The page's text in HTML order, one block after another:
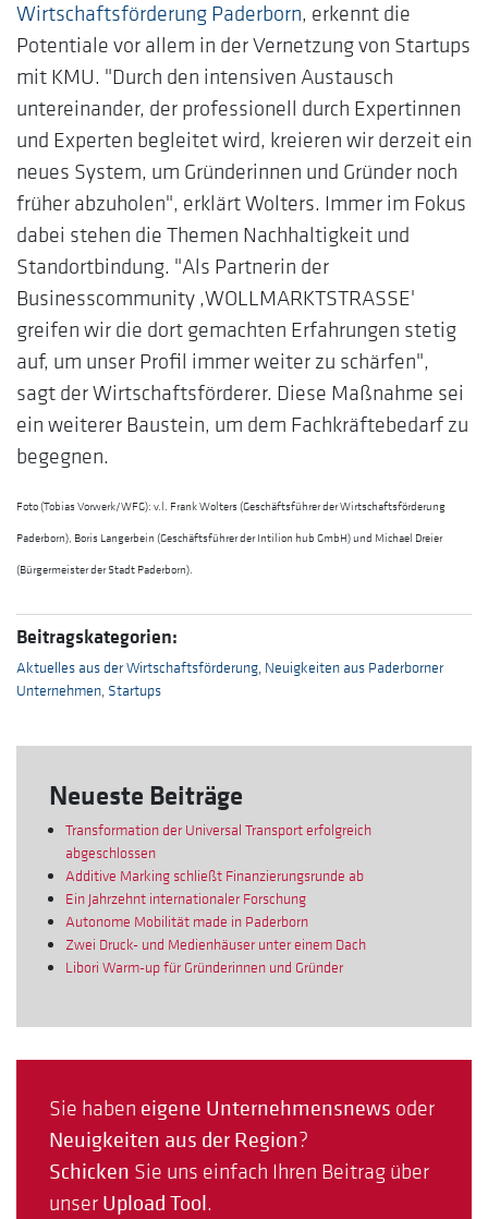
Wirtschaftsförderung Paderborn, erkennt die
Potentiale vor allem in der Vernetzung von Startups
mit KMU. "Durch den intensiven Austausch
untereinander, der professionell durch Expertinnen
und Experten begleitet wird, kreieren wir derzeit ein
neues System, um Gründerinnen und Gründer noch
früher abzuholen", erklärt Wolters. Immer im Fokus
dabei stehen die Themen Nachhaltigkeit und
Standortbindung. "Als Partnerin der
Businesscommunity ‚WOLLMARKTSTRASSE'
greifen wir die dort gemachten Erfahrungen stetig
auf, um unser Profil immer weiter zu schärfen",
sagt der Wirtschaftsförderer. Diese Maßnahme sei
ein weiterer Baustein, um dem Fachkräftebedarf zu
begegnen.
Foto (Tobias Vorwerk/WFG): v.l. Frank Wolters (Geschäftsführer der Wirtschaftsförderung
Paderborn), Boris Langerbein (Geschäftsführer der Intilion hub GmbH) und Michael Dreier
(Bürgermeister der Stadt Paderborn).
Beitragskategorien:
Aktuelles aus der Wirtschaftsförderung, Neuigkeiten aus Paderborner
Unternehmen, Startups
Neueste Beiträge
Transformation der Universal Transport erfolgreich
abgeschlossen
Additive Marking schließt Finanzierungsrunde ab
Ein Jahrzehnt internationaler Forschung
Autonome Mobilität made in Paderborn
Zwei Druck- und Medienhäuser unter einem Dach
Libori Warm-up für Gründerinnen und Gründer
Sie haben eigene Unternehmensnews oder
Neuigkeiten aus der Region?
Schicken Sie uns einfach Ihren Beitrag über
unser Upload Tool.